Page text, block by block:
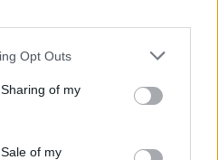
Opt Outs
of my
of my